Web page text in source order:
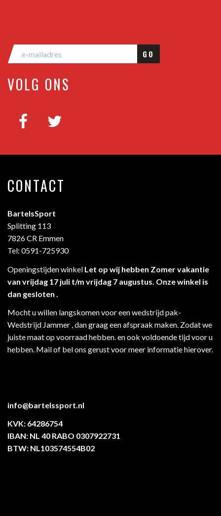
GO
VOLG ONS
CONTACT
BartelsSport
Splitting 113
7826 CR Emmen
Tel: 0591-725930
Openingstijden winkel Let op wij hebben Zomer vakantie
van vrijdag 17 juli t/m vrijdag 7 augustus. Onze winkel is
dan gesloten .
Mocht u willen langskomen voor een wedstrijd pak-
Wedstrijd Jammer , dan graag een afspraak maken. Zodat we
juiste maat op voorraad hebben. en ook voldoende tijd voor u
hebben. Mail of bel ons gerust voor meer informatie hierover.
info@bartelssport.nl
KVK: 64286754
IBAN: NL 40 RABO 0307922731
BTW: NL103574554B02